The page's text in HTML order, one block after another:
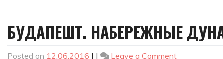
БУДАПЕШТ. НАБЕРЕЖНЫЕ
Posted on 12.06.2016 | | Leave a Commenton